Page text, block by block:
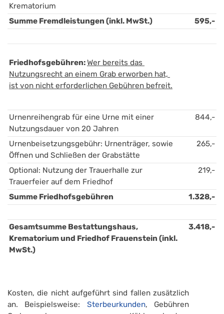
Krematorium
Summe Fremdleistungen (inkl. MwSt.) 595,-
Friedhofsgebühren: Wer bereits das
Nutzungsrecht an einem Grab erworben hat,
ist von nicht erforderlichen Gebühren befreit.
Urnenreihengrab für eine Urne mit einer
Nutzungsdauer von 20 Jahren
844,-
Urnenbeisetzungsgebühr: Urnenträger, sowie
Öffnen und Schließen der Grabstätte
265,-
Optional: Nutzung der Trauerhalle zur
Trauerfeier auf dem Friedhof
219,-
Summe Friedhofsgebühren 1.328,-
Gesamtsumme Bestattungshaus,
Krematorium und Friedhof Frauenstein (inkl.
MwSt.)
3.418,-
Kosten, die nicht aufgeführt sind fallen zusätzlich
an. Beispielsweise: Sterbeurkunden, Gebühren